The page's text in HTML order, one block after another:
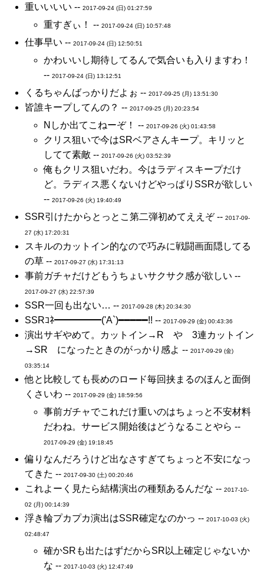
重いいいい -- 2017-09-24 (日) 01:27:59
重すぎぃ！ -- 2017-09-24 (日) 10:57:48
仕事早い -- 2017-09-24 (日) 12:50:51
かわいいし期待してるんで気合いも入りますわ！
-- 2017-09-24 (日) 13:12:51
くるちゃんばっかりだよぉ -- 2017-09-25 (月) 13:51:30
皆誰キープしてんの？ -- 2017-09-25 (月) 20:23:54
Nしか出てこねーぞ！ -- 2017-09-26 (火) 01:43:58
クリス狙いで今はSRベアさんキープ。キリッと
してて素敵 -- 2017-09-26 (火) 03:52:39
俺もクリス狙いだわ。今はラディスキープだけ
ど。ラディス悪くないけどやっぱりSSRが欲しい
-- 2017-09-26 (火) 19:40:49
SSR引けたからとっとこ第二弾初めてええぞ -- 2017-09-
27 (水) 17:20:31
スキルのカットイン的なので巧みに戦闘画面隠してる
の草 -- 2017-09-27 (水) 17:31:13
事前ガチャだけどもうちょいサクサク感が欲しい --
2017-09-27 (水) 22:57:39
SSR一回も出ない… -- 2017-09-28 (木) 20:34:30
SSRｺﾈ━━━━━('A`)━━━━━!! -- 2017-09-29 (金) 00:43:36
演出サギやめて。カットイン→R や 3連カットイン
→SR になったときのがっかり感よ -- 2017-09-29 (金)
03:35:14
他と比較しても長めのロード毎回挟まるのほんと面倒
くさいわ -- 2017-09-29 (金) 18:59:56
事前ガチャでこれだけ重いのはちょっと不安材料
だわね。サービス開始後はどうなることやら --
2017-09-29 (金) 19:18:45
偏りなんだろうけど出なさすぎてちょっと不安になっ
てきた -- 2017-09-30 (土) 00:20:46
これよーく見たら結構演出の種類あるんだな -- 2017-10-
02 (月) 00:14:39
浮き輪プカプカ演出はSSR確定なのかっ -- 2017-10-03 (火)
02:48:47
確かSRも出たはずだからSR以上確定じゃないか
な -- 2017-10-03 (火) 12:47:49